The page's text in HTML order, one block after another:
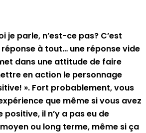
je parle, n’est-ce pas? C’est
à tout… une réponse vide
dans une attitude de faire
en action le personnage
». Fort probablement, vous
que même si vous avez
positive, il n’y a pas eu de
ou long terme, même si ça